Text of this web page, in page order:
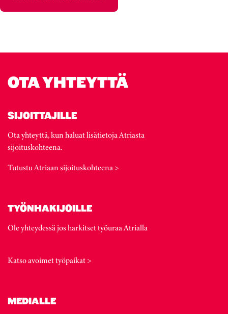
OTA YHTEYTTÄ
SIJOITTAJILLE
Ota yhteyttä, kun haluat lisätietoja Atriasta
sijoituskohteena.
Tutustu Atriaan sijoituskohteena >
TYÖNHAKIJOILLE
Ole yhteydessä jos harkitset työuraa Atrialla
Katso avoimet työpaikat >
MEDIALLE